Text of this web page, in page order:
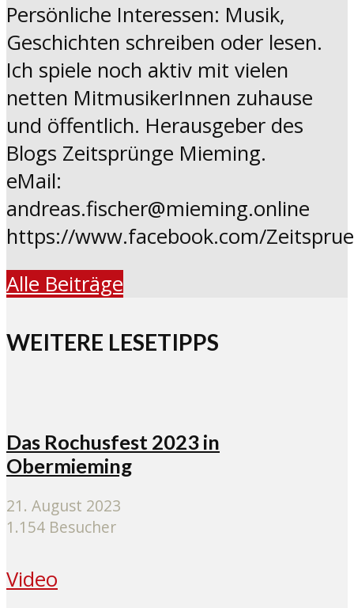
Persönliche Interessen: Musik,
Geschichten schreiben oder lesen.
Ich spiele noch aktiv mit vielen
netten MitmusikerInnen zuhause
und öffentlich. Herausgeber des
Blogs Zeitsprünge Mieming.
eMail:
andreas.fischer@mieming.online
https://www.facebook.com/
Alle Beiträge
WEITERE LESETIPPS
Das Rochusfest 2023 in
Obermieming
21. August 2023
1.154 Besucher
Video